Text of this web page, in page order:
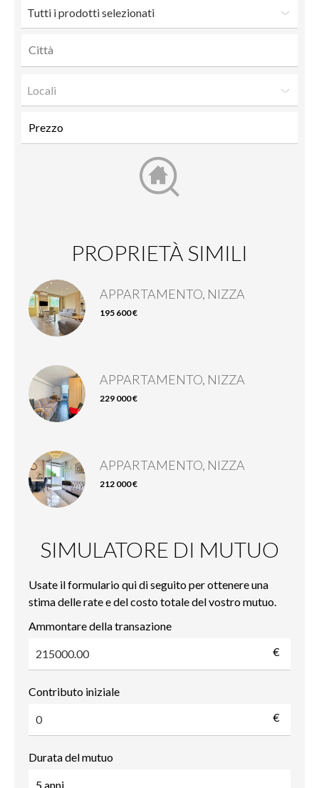
Tutti i prodotti selezionati
Locali
PROPRIETÀ SIMILI
APPARTAMENTO, NIZZA
195 600 €
APPARTAMENTO, NIZZA
229 000 €
APPARTAMENTO, NIZZA
212 000 €
SIMULATORE DI MUTUO
Usate il formulario qui di seguito per ottenere una
stima delle rate e del costo totale del vostro mutuo.
Ammontare della transazione
€
Contributo iniziale
€
Durata del mutuo